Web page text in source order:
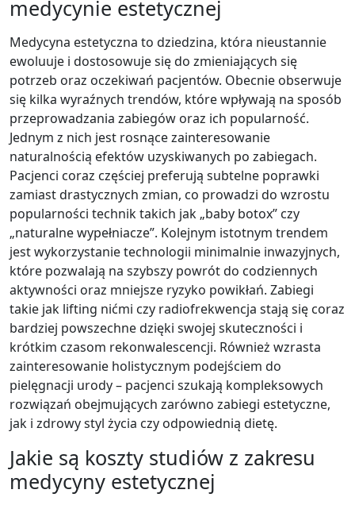
medycynie estetycznej
Medycyna estetyczna to dziedzina, która nieustannie
ewoluuje i dostosowuje się do zmieniających się
potrzeb oraz oczekiwań pacjentów. Obecnie obserwuje
się kilka wyraźnych trendów, które wpływają na sposób
przeprowadzania zabiegów oraz ich popularność.
Jednym z nich jest rosnące zainteresowanie
naturalnością efektów uzyskiwanych po zabiegach.
Pacjenci coraz częściej preferują subtelne poprawki
zamiast drastycznych zmian, co prowadzi do wzrostu
popularności technik takich jak „baby botox” czy
„naturalne wypełniacze”. Kolejnym istotnym trendem
jest wykorzystanie technologii minimalnie inwazyjnych,
które pozwalają na szybszy powrót do codziennych
aktywności oraz mniejsze ryzyko powikłań. Zabiegi
takie jak lifting nićmi czy radiofrekwencja stają się coraz
bardziej powszechne dzięki swojej skuteczności i
krótkim czasom rekonwalescencji. Również wzrasta
zainteresowanie holistycznym podejściem do
pielęgnacji urody – pacjenci szukają kompleksowych
rozwiązań obejmujących zarówno zabiegi estetyczne,
jak i zdrowy styl życia czy odpowiednią dietę.
Jakie są koszty studiów z zakresu
medycyny estetycznej